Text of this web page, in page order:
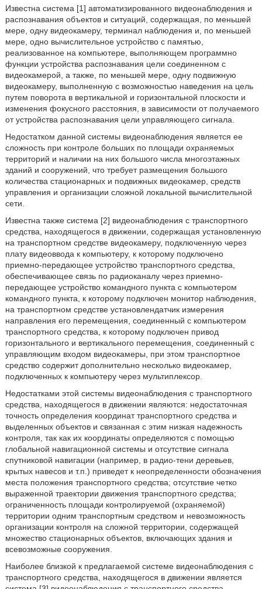
Известна система [1] автоматизированного видеонаблюдения и
распознавания объектов и ситуаций, содержащая, по меньшей
мере, одну видеокамеру, терминал наблюдения и, по меньшей
мере, одно вычислительное устройство с памятью,
реализованное на компьютере, выполняющем программно
функции устройства распознавания цели соединенном с
видеокамерой, а также, по меньшей мере, одну подвижную
видеокамеру, выполненную с возможностью наведения на цель
путем поворота в вертикальной и горизонтальной плоскости и
изменения фокусного расстояния, в зависимости от получаемого
от устройства распознавания цели управляющего сигнала.
Недостатком данной системы видеонаблюдения является ее
сложность при контроле больших по площади охраняемых
территорий и наличии на них большого числа многоэтажных
зданий и сооружений, что требует размещения большого
количества стационарных и подвижных видеокамер, средств
управления и организации сложной локальной вычислительной
сети.
Известна также система [2] видеонаблюдения с транспортного
средства, находящегося в движении, содержащая установленную
на транспортном средстве видеокамеру, подключенную через
плату видеоввода к компьютеру, к которому подключено
приемно-передающее устройство транспортного средства,
обеспечивающее связь по радиоканалу через приемно-
передающее устройство командного пункта с компьютером
командного пункта, к которому подключен монитор наблюдения,
на транспортном средстве установлендатчик измерения
направления его перемещения, соединенный с компьютером
транспортного средства, к которому подключен привод
горизонтального и вертикального перемещения, соединенный с
управляющим входом видеокамеры, при этом транспортное
средство содержит дополнительно несколько видеокамер,
подключенных к компьютеру через мультиплексор.
Недостатками этой системы видеонаблюдения с транспортного
средства, находящегося в движении являются: недостаточная
точность определения координат транспортного средства и
выделенных объектов и связанная с этим низкая надежность
контроля, так как их координаты определяются с помощью
глобальной навигационной системы и отсутствие сигнала
спутниковой навигации (например, в радио-тени деревьев,
крытых навесов и т.п.) приведет к неопределенности обозначения
места положения транспортного средства; отсутствие четко
выраженной траектории движения транспортного средства;
ограниченность площади контролируемой (охраняемой)
территории одним транспортным средством и невозможность
организации контроля на сложной территории, содержащей
множество стационарных объектов, включающих здания и
всевозможные сооружения.
Наиболее близкой к предлагаемой системе видеонаблюдения с
транспортного средства, находящегося в движении является